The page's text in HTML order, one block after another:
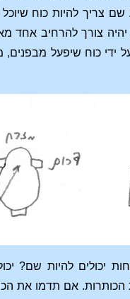
שם צריך להיות כוח
צורך להרחיב אחד
ידי כוח שיפעל
יכולים להיות שם?
הכותרות. אם תדמו את